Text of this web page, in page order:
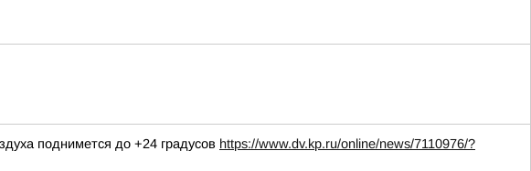
поднимется до +24 градусов https://www.dv.kp.ru/online/news/7110976/?